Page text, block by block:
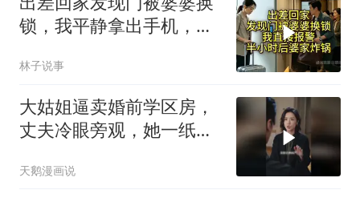
锁，我平静拿出手机，半
林子说事
大姑姐逼卖婚前学区房，
丈夫冷眼旁观，她一纸协
天鹅漫画说